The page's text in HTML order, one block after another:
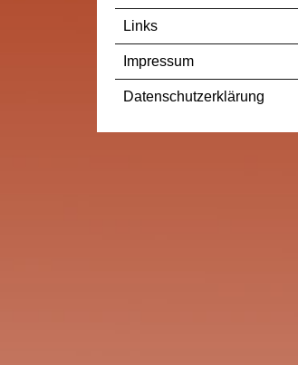
Links
Impressum
Datenschutzerklärung